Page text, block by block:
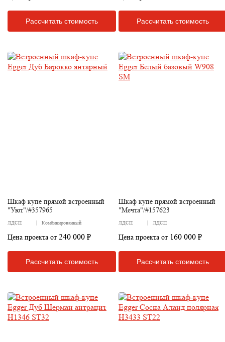
Рассчитать стоимость Рассчитать стоимость
Шкаф купе прямой встроенный
"Уют"/#357965
ЛДСП Комбинированный
Цена проекта от 240 000 ₽
Рассчитать стоимость
Шкаф купе прямой встроенный
"Мечта"/#157623
ЛДСП ЛДСП
Цена проекта от 160 000 ₽
Рассчитать стоимость